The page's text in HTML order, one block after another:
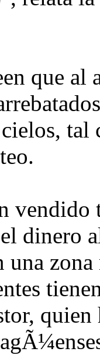
que al
tal
vendido
dinero
una